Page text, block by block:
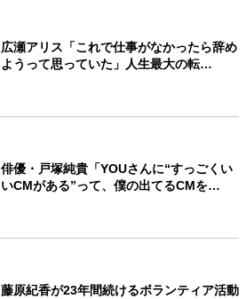
広瀬アリス「これで仕事がなかったら辞め
ようって思っていた」人生最大の転…
俳優・戸塚純貴「YOUさんに“すっごくい
いCMがある”って、僕の出てるCMを…
藤原紀香が23年間続けるボランティア活動